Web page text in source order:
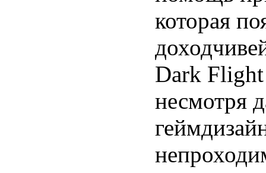
которая
Dark Flight
несмотря